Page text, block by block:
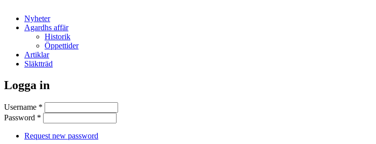
Nyheter
Agardhs affär
Historik
Öppettider
Artiklar
Släktträd
Logga in
Username *
Password *
Request new password